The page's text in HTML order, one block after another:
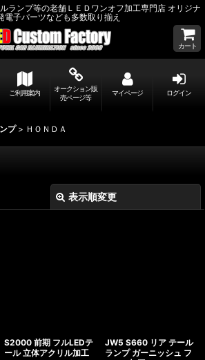
ランプ等の老舗ＬＥＤワンオフ加工専門店 オリジナ
電子パーツなども多数取り揃え
カート
ご利用案内
オークション販
売ページ等
マイページ ログイン
プ > ＨＯＮＤＡ
表示順変更
S2000 前期 フルLEDテ
ール 立体アクリル加工
JW5 S660 リア テール
ランプ ガーニッシュ フ